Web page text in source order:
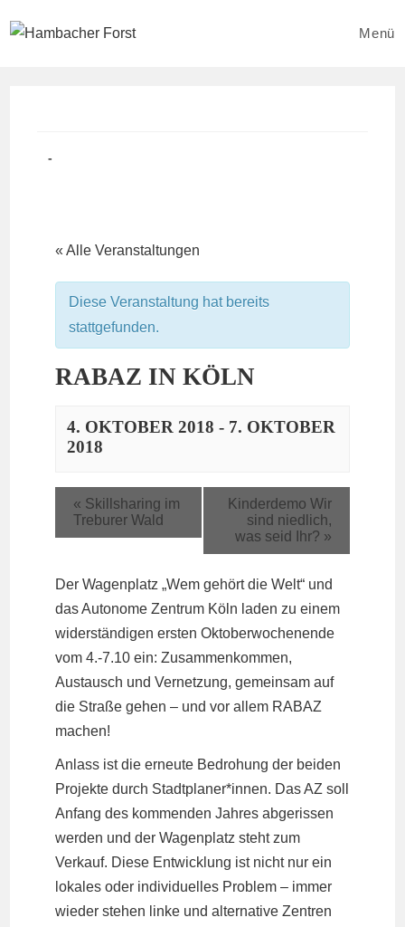
Inhalt
Menü
« Alle Veranstaltungen
Diese Veranstaltung hat bereits
stattgefunden.
RABAZ IN KÖLN
4. OKTOBER 2018 - 7. OKTOBER
2018
« Skillsharing im
Treburer Wald
Kinderdemo Wir
sind niedlich,
was seid Ihr? »
Der Wagenplatz „Wem gehört die Welt“ und
das Autonome Zentrum Köln laden zu einem
widerständigen ersten Oktoberwochenende
vom 4.-7.10 ein: Zusammenkommen,
Austausch und Vernetzung, gemeinsam auf
die Straße gehen – und vor allem RABAZ
machen!
Anlass ist die erneute Bedrohung der beiden
Projekte durch Stadtplaner*innen. Das AZ soll
Anfang des kommenden Jahres abgerissen
werden und der Wagenplatz steht zum
Verkauf. Diese Entwicklung ist nicht nur ein
lokales oder individuelles Problem – immer
wieder stehen linke und alternative Zentren